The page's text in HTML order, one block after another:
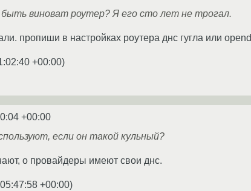
виноват роутер? Я его сто лет не трогал.
пропиши в настройках роутера днс гугла или
+00:00)
+00:00
если он такой кульный?
о провайдеры имеют свои днс.
+00:00)